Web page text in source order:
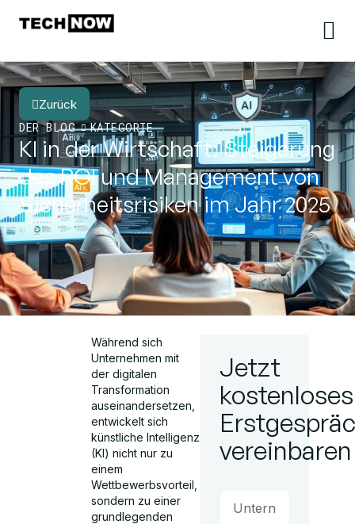
Zurück
DER BLOG
KATEGORIE
KI in der Wirtschaft: Steigerung
des ROI und Management von
Sicherheitsrisiken im Jahr 2025
Während sich
Unternehmen mit
der digitalen
Transformation
auseinandersetzen,
entwickelt sich
künstliche Intelligenz
(KI) nicht nur zu
einem
Wettbewerbsvorteil,
sondern zu einer
grundlegenden
Jetzt
kostenloses
vereinbaren